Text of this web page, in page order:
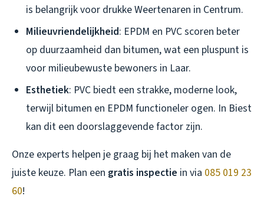
is belangrijk voor drukke Weertenaren in Centrum.
Milieuvriendelijkheid: EPDM en PVC scoren beter
op duurzaamheid dan bitumen, wat een pluspunt is
voor milieubewuste bewoners in Laar.
Esthetiek: PVC biedt een strakke, moderne look,
terwijl bitumen en EPDM functioneler ogen. In Biest
kan dit een doorslaggevende factor zijn.
Onze experts helpen je graag bij het maken van de
juiste keuze. Plan een gratis inspectie in via 085 019 23
60!